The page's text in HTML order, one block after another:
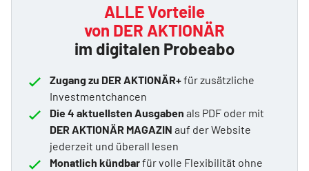
ALLE Vorteile
von DER AKTIONÄR
im digitalen Probeabo
Zugang zu DER AKTIONÄR+für zusätzliche
Investmentchancen
Die 4 aktuellsten Ausgaben als PDF oder mit
DER AKTIONÄR MAGAZIN auf der Website
jederzeit und überall lesen
Monatlich kündbarfür volle Flexibilität ohne